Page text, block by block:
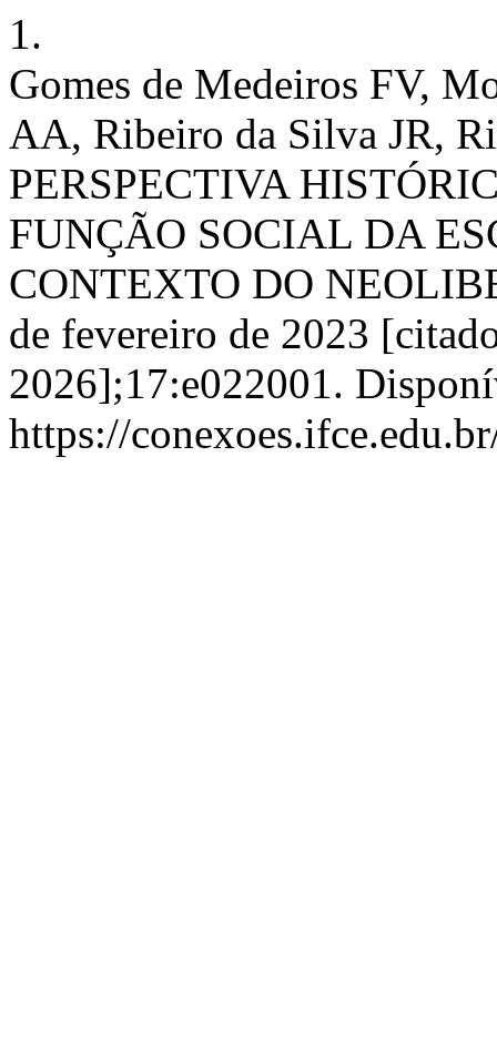
1.
Gomes de Medeiros FV,
AA, Ribeiro da Silva JR,
PERSPECTIVA
FUNÇÃO SOCIAL DA
CONTEXTO DO
de fevereiro de 2023
2026];17:e022001.
https://